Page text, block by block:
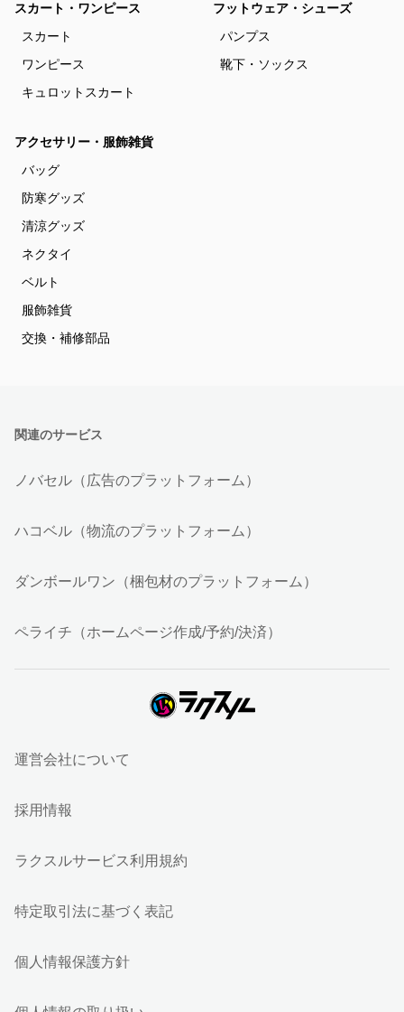
スカート・ワンピース
スカート
ワンピース
キュロットスカート
フットウェア・シューズ
パンプス
靴下・ソックス
アクセサリー・服飾雑貨
バッグ
防寒グッズ
清涼グッズ
ネクタイ
ベルト
服飾雑貨
交換・補修部品
関連のサービス
ノバセル（広告のプラットフォーム）
ハコベル（物流のプラットフォーム）
ダンボールワン（梱包材のプラットフォーム）
ペライチ（ホームページ作成/予約/決済）
運営会社について
採用情報
ラクスルサービス利用規約
特定取引法に基づく表記
個人情報保護方針